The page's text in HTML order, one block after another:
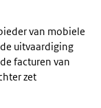
van mobiele
uitvaardiging
facturen van
zet